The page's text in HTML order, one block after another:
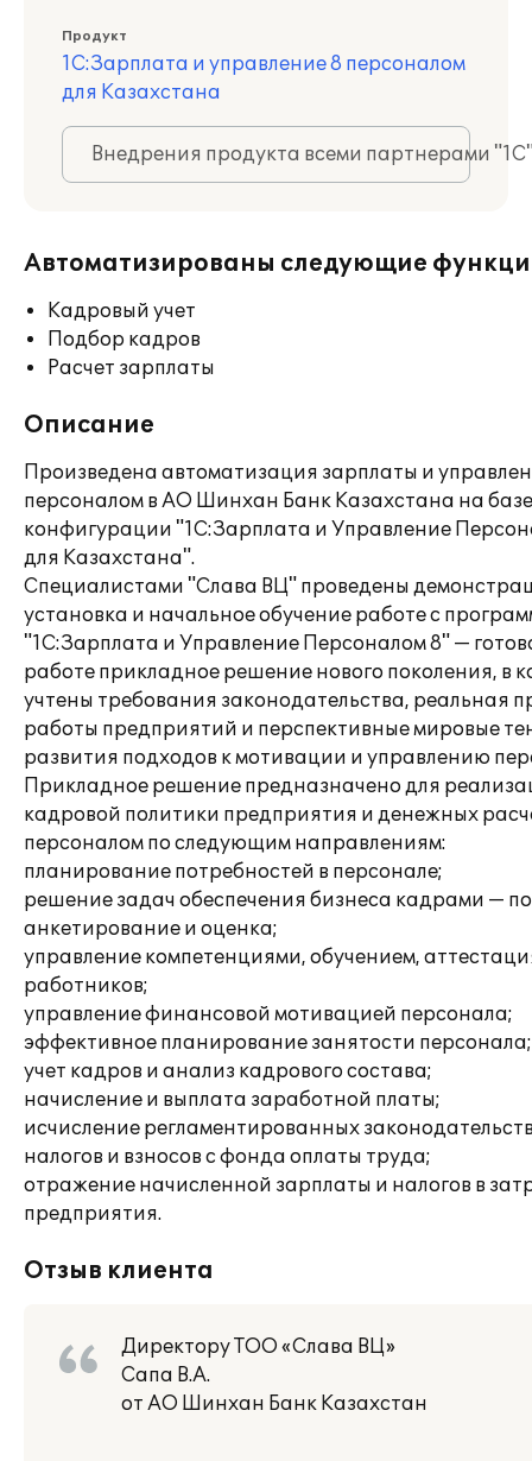
Продукт
1С:Зарплата и управление 8 персоналом
для Казахстана
Внедрения продукта всеми партнерами
Автоматизированы следующие
Кадровый учет
Подбор кадров
Расчет зарплаты
Описание
Произведена автоматизация зарплаты и
персоналом в АО Шинхан Банк Казахстана на
конфигурации "1С:Зарплата и Управление
для Казахстана".
Специалистами "Слава ВЦ" проведены
установка и начальное обучение работе с
"1С:Зарплата и Управление Персоналом 8" —
работе прикладное решение нового поколения, в
учтены требования законодательства, реальная
работы предприятий и перспективные мировые
развития подходов к мотивации и управлению
Прикладное решение предназначено для
кадровой политики предприятия и денежных
персоналом по следующим направлениям:
планирование потребностей в персонале;
решение задач обеспечения бизнеса кадрами —
анкетирование и оценка;
управление компетенциями, обучением,
работников;
управление финансовой мотивацией персонала;
эффективное планирование занятости персонала;
учет кадров и анализ кадрового состава;
начисление и выплата заработной платы;
исчисление регламентированных
налогов и взносов с фонда оплаты труда;
отражение начисленной зарплаты и налогов в
предприятия.
Отзыв клиента
Директору ТОО «Слава ВЦ»
Сапа В.А.
от АО Шинхан Банк Казахстан